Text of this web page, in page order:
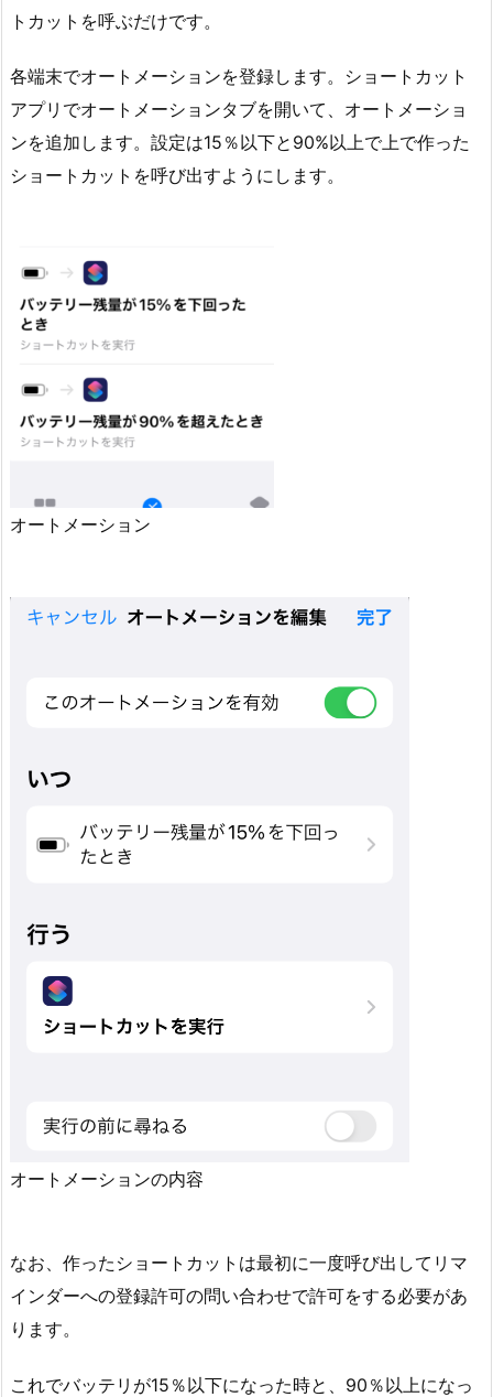
トカットを呼ぶだけです。
各端末でオートメーションを登録します。ショートカット
アプリでオートメーションタブを開いて、オートメーショ
ンを追加します。設定は15％以下と90%以上で上で作った
ショートカットを呼び出すようにします。
オートメーション
オートメーションの内容
なお、作ったショートカットは最初に一度呼び出してリマ
インダーへの登録許可の問い合わせで許可をする必要があ
ります。
これでバッテリが15％以下になった時と、90％以上になっ